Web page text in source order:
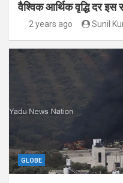
वैश्विक आर्थिक वृद्धि दर
2 years ago Sunil
GLOBE